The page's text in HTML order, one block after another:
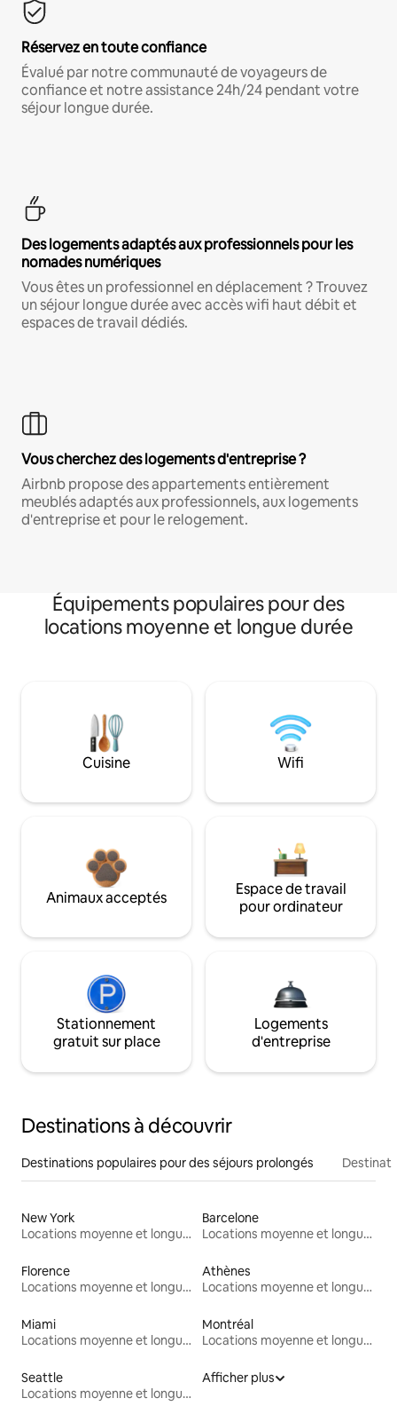
Réservez en toute confiance
Évalué par notre communauté de voyageurs de
confiance et notre assistance 24h/24 pendant votre
séjour longue durée.
Des logements adaptés aux professionnels pour les
nomades numériques
Vous êtes un professionnel en déplacement ? Trouvez
un séjour longue durée avec accès wifi haut débit et
espaces de travail dédiés.
Vous cherchez des logements d'entreprise ?
Airbnb propose des appartements entièrement
meublés adaptés aux professionnels, aux logements
d'entreprise et pour le relogement.
Équipements populaires pour des
locations moyenne et longue durée
Cuisine Wifi
Animaux acceptés
Espace de travail
pour ordinateur
Stationnement
gratuit sur place
Logements
d'entreprise
Destinations à découvrir
Destinations populaires pour des séjours prolongés
New York
Locations moyenne et longue durée
Barcelone
Locations moyenne et longue durée
Florence
Locations moyenne et longue durée
Athènes
Locations moyenne et longue durée
Miami
Locations moyenne et longue durée
Montréal
Locations moyenne et longue durée
Seattle
Locations moyenne et longue durée
Afficher plus